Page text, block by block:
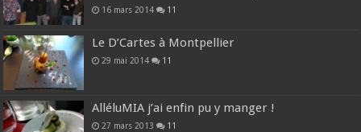
16 mars 2014 11
Le D’Cartes à Montpellier
29 mai 2014 11
AlléluMIA j’ai enfin pu y manger !
27 mars 2013 11